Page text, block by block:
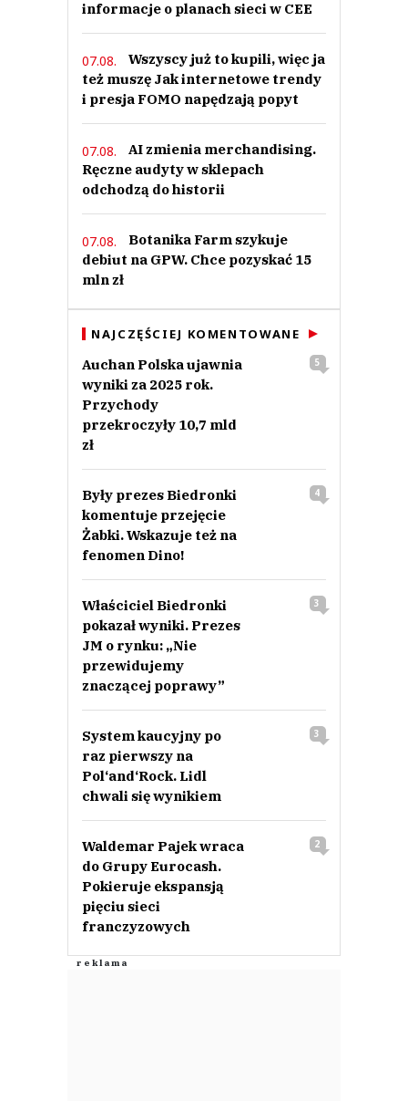
młody konsument
0
Imię (Wymagane)
Anuluj
Prześlij komentarz
informacje o planach sieci w CEE
07.08.
Wszyscy już to kupili, więc ja
też muszę Jak internetowe trendy
i presja FOMO napędzają popyt
07.08.
AI zmienia merchandising.
Ręczne audyty w sklepach
odchodzą do historii
07.08.
Botanika Farm szykuje
debiut na GPW. Chce pozyskać 15
mln zł
NAJCZĘŚCIEJ KOMENTOWANE
Auchan Polska ujawnia
wyniki za 2025 rok.
Przychody
przekroczyły 10,7 mld
zł
5
Były prezes Biedronki
komentuje przejęcie
Żabki. Wskazuje też na
fenomen Dino!
4
Właściciel Biedronki
pokazał wyniki. Prezes
JM o rynku: „Nie
przewidujemy
znaczącej poprawy”
3
System kaucyjny po
raz pierwszy na
Pol‘and‘Rock. Lidl
chwali się wynikiem
3
Waldemar Pajek wraca
do Grupy Eurocash.
Pokieruje ekspansją
pięciu sieci
franczyzowych
2